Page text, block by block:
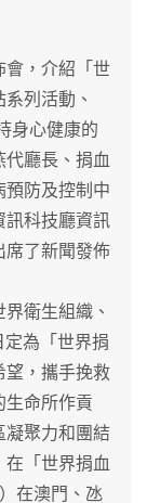
，介紹「世
列活動、
身心健康的
代廳長、捐血
預防及控制中
訊科技廳資訊
席了新聞發佈
衛生組織、
為「世界捐
望，攜手挽救
生命所作貢
凝聚力和團結
在「世界捐血
在澳門、氹